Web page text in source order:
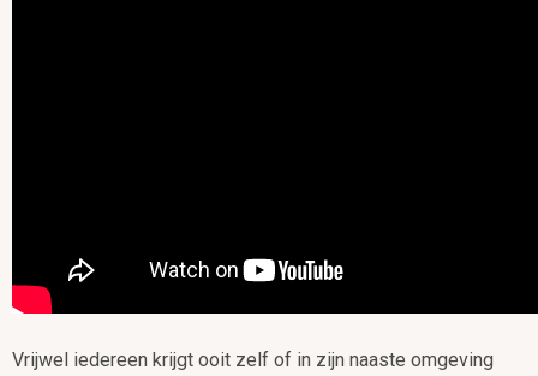
Vrijwel iedereen krijgt ooit zelf of in zijn naaste omgeving